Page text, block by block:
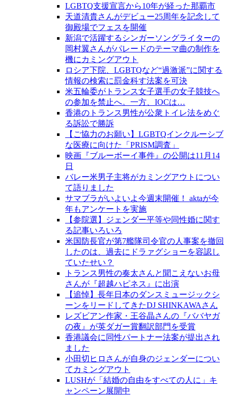
LGBTQ支援宣言から10年が経った那覇市
天道清貴さんがデビュー25周年を記念して
御殿場でフェスを開催
新潟で活躍するシンガーソングライターの
岡村翼さんがパレードのテーマ曲の制作を
機にカミングアウト
ロシア下院、LGBTQなど“過激派”に関する
情報の検索に罰金科す法案を可決
米五輪委がトランス女子選手の女子競技へ
の参加を禁止へ。一方、IOCは…
香港のトランス男性が公衆トイレ法をめぐ
る訴訟で勝訴
【ご協力のお願い】LGBTQインクルーシブ
な医療に向けた「PRISM調査」
映画『ブルーボーイ事件』の公開は11月14
日
バレー米男子主将がカミングアウトについ
て語りました
サマブラがいよいよ今週末開催！ aktaが今
年もアンケートを実施
【参院選】ジェンダー平等や同性婚に関す
る記事いろいろ
米国防長官が第7艦隊司令官の人事案を撤回
したのは、過去にドラァグショーを容認し
ていたせい？
トランス男性の奏太さんと聞こえないお母
さんが『超越ハピネス』に出演
【追悼】長年日本のダンスミュージックシ
ーンをリードしてきたDJ SHINKAWAさん
レズビアン作家・王谷晶さんの『ババヤガ
の夜』が英ダガー賞翻訳部門を受賞
香港議会に同性パートナー法案が提出され
ました
小田切ヒロさんが自身のジェンダーについ
てカミングアウト
LUSHが「結婚の自由をすべての人に」キ
ャンペーン展開中